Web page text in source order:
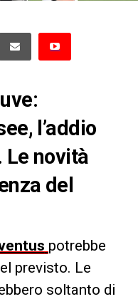
l’addio
novità
del
potrebbe
previsto. Le
soltanto di